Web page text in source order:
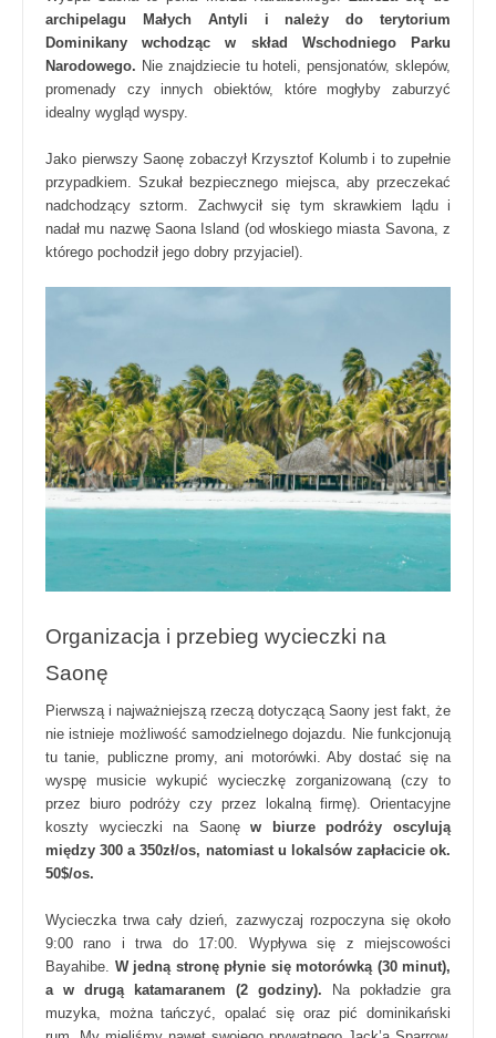
archipelagu Małych Antyli i należy do terytorium
Dominikany wchodząc w skład Wschodniego Parku
Narodowego. Nie znajdziecie tu hoteli, pensjonatów, sklepów,
promenady czy innych obiektów, które mogłyby zaburzyć
idealny wygląd wyspy.
Jako pierwszy Saonę zobaczył Krzysztof Kolumb i to zupełnie
przypadkiem. Szukał bezpiecznego miejsca, aby przeczekać
nadchodzący sztorm. Zachwycił się tym skrawkiem lądu i
nadał mu nazwę Saona Island (od włoskiego miasta Savona, z
którego pochodził jego dobry przyjaciel).
Organizacja i przebieg wycieczki na
Saonę
Pierwszą i najważniejszą rzeczą dotyczącą Saony jest fakt, że
nie istnieje możliwość samodzielnego dojazdu. Nie funkcjonują
tu tanie, publiczne promy, ani motorówki. Aby dostać się na
wyspę musicie wykupić wycieczkę zorganizowaną (czy to
przez biuro podróży czy przez lokalną firmę). Orientacyjne
koszty wycieczki na Saonęw biurze podróży oscylują
między 300 a 350zł/os, natomiast u lokalsów zapłacicie ok.
50$/os.
Wycieczka trwa cały dzień, zazwyczaj rozpoczyna się około
9:00 rano i trwa do 17:00. Wypływa się z miejscowości
Bayahibe. W jedną stronę płynie się motorówką (30 minut),
a w drugą katamaranem (2 godziny). Na pokładzie gra
muzyka, można tańczyć, opalać się oraz pić dominikański